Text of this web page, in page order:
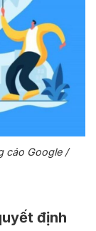
cáo Google /
định